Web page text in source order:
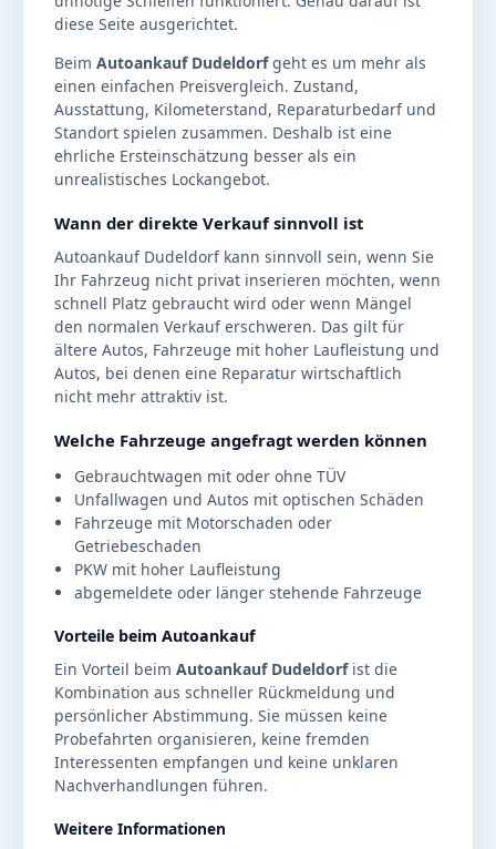
diese Seite ausgerichtet.
Beim Autoankauf Dudeldorfgeht es um mehr als
einen einfachen Preisvergleich. Zustand,
Ausstattung, Kilometerstand, Reparaturbedarf und
Standort spielen zusammen. Deshalb ist eine
ehrliche Ersteinschätzung besser als ein
unrealistisches Lockangebot.
Wann der direkte Verkauf sinnvoll ist
Autoankauf Dudeldorf kann sinnvoll sein, wenn Sie
Ihr Fahrzeug nicht privat inserieren möchten, wenn
schnell Platz gebraucht wird oder wenn Mängel
den normalen Verkauf erschweren. Das gilt für
ältere Autos, Fahrzeuge mit hoher Laufleistung und
Autos, bei denen eine Reparatur wirtschaftlich
nicht mehr attraktiv ist.
Welche Fahrzeuge angefragt werden können
Gebrauchtwagen mit oder ohne TÜV
Unfallwagen und Autos mit optischen Schäden
Fahrzeuge mit Motorschaden oder
Getriebeschaden
PKW mit hoher Laufleistung
abgemeldete oder länger stehende Fahrzeuge
Vorteile beim Autoankauf
Ein Vorteil beim Autoankauf Dudeldorfist die
Kombination aus schneller Rückmeldung und
persönlicher Abstimmung. Sie müssen keine
Probefahrten organisieren, keine fremden
Interessenten empfangen und keine unklaren
Nachverhandlungen führen.
Weitere Informationen